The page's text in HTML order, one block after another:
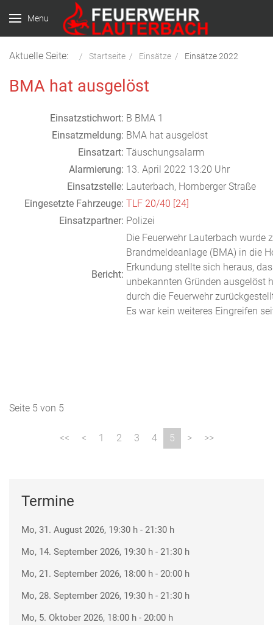
Menu
Aktuelle Seite: Startseite Einsätze Einsätze 2022
BMA hat ausgelöst
Einsatzstichwort: B BMA 1
Einsatzmeldung: BMA hat ausgelöst
Einsatzart: Täuschungsalarm
Alarmierung: 13. April 2022 13:20 Uhr
Einsatzstelle: Lauterbach, Hornberger Straße
Eingesetzte Fahrzeuge: TLF 20/40 [24]
Einsatzpartner: Polizei
Bericht:
Die Feuerwehr Lauterbach wurde
Brandmeldeanlage (BMA) in die
Erkundung stellte sich heraus,
unbekannten Gründen ausgelöst
durch die Feuerwehr
Es war kein weiteres Eingreifen
Seite 5 von 5
1 2 3 4 5
Termine
Mo, 31. August 2026, 19:30 h - 21:30 h
Mo, 14. September 2026, 19:30 h - 21:30 h
Mo, 21. September 2026, 18:00 h - 20:00 h
Mo, 28. September 2026, 19:30 h - 21:30 h
Mo, 5. Oktober 2026, 18:00 h - 20:00 h